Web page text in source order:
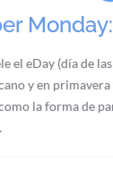
el eDay (día de
y en
la forma de